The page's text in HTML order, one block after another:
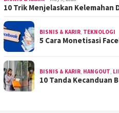
10 Trik Menjelaskan Kelemahan
BISNIS & KARIR TEKNOLOGI
5 Cara Monetisasi
BISNIS & KARIR HANGOUT
10 Tanda Kecanduan